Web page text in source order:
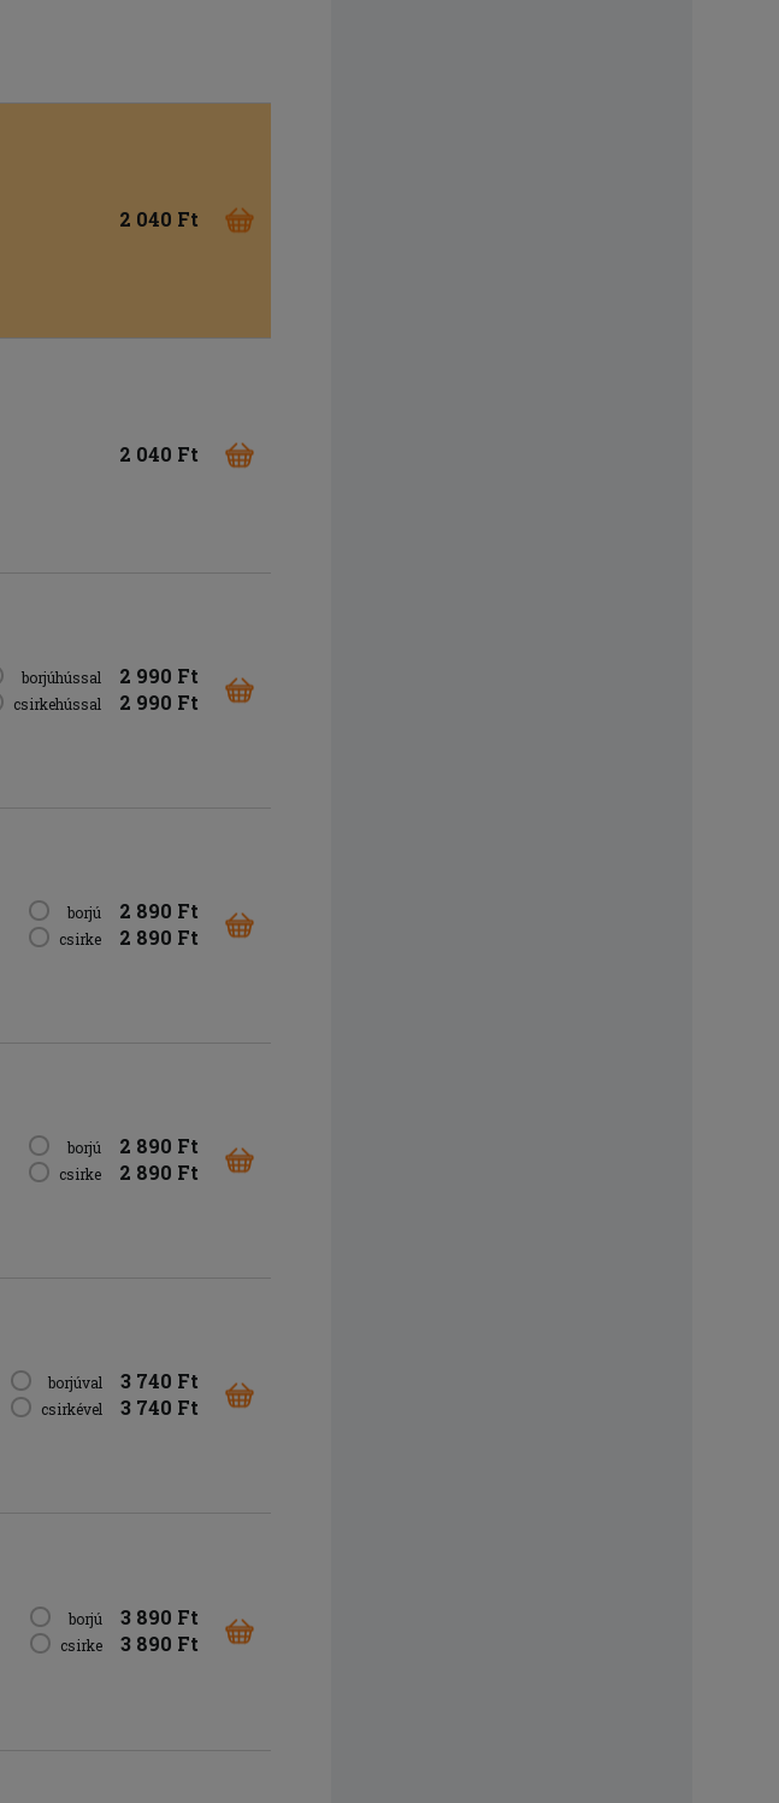
2 040 Ft
2 040 Ft
borjúhússal 2 990 Ft
csirkehússal 2 990 Ft
borjú 2 890 Ft
csirke 2 890 Ft
borjú 2 890 Ft
csirke 2 890 Ft
borjúval 3 740 Ft
csirkével 3 740 Ft
borjú 3 890 Ft
csirke 3 890 Ft